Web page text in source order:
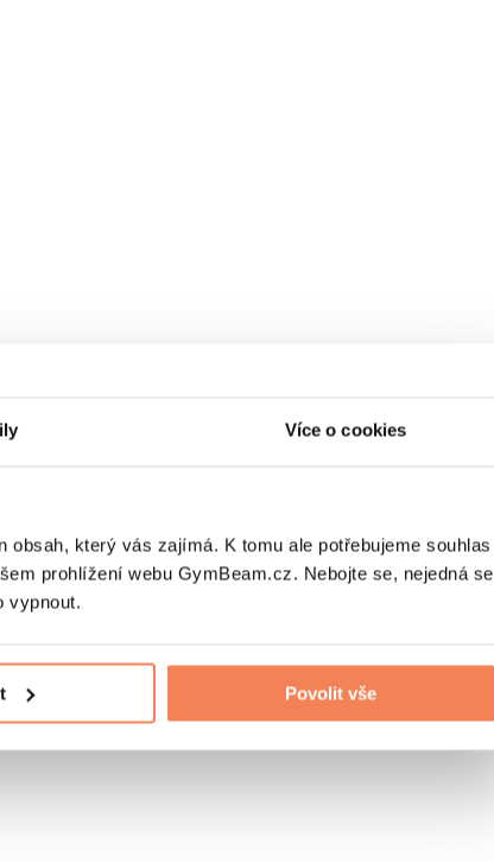
Více o cookies
který vás zajímá. K tomu ale potřebujeme souhlas
prohlížení webu GymBeam.cz. Nebojte se, nejedná se
vypnout.
Povolit vše